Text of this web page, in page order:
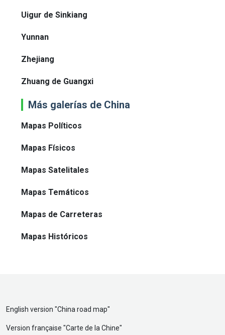
Uigur de Sinkiang
Yunnan
Zhejiang
Zhuang de Guangxi
Más galerías de China
Mapas Políticos
Mapas Físicos
Mapas Satelitales
Mapas Temáticos
Mapas de Carreteras
Mapas Históricos
English version "China road map"
Version française "Carte de la Chine"